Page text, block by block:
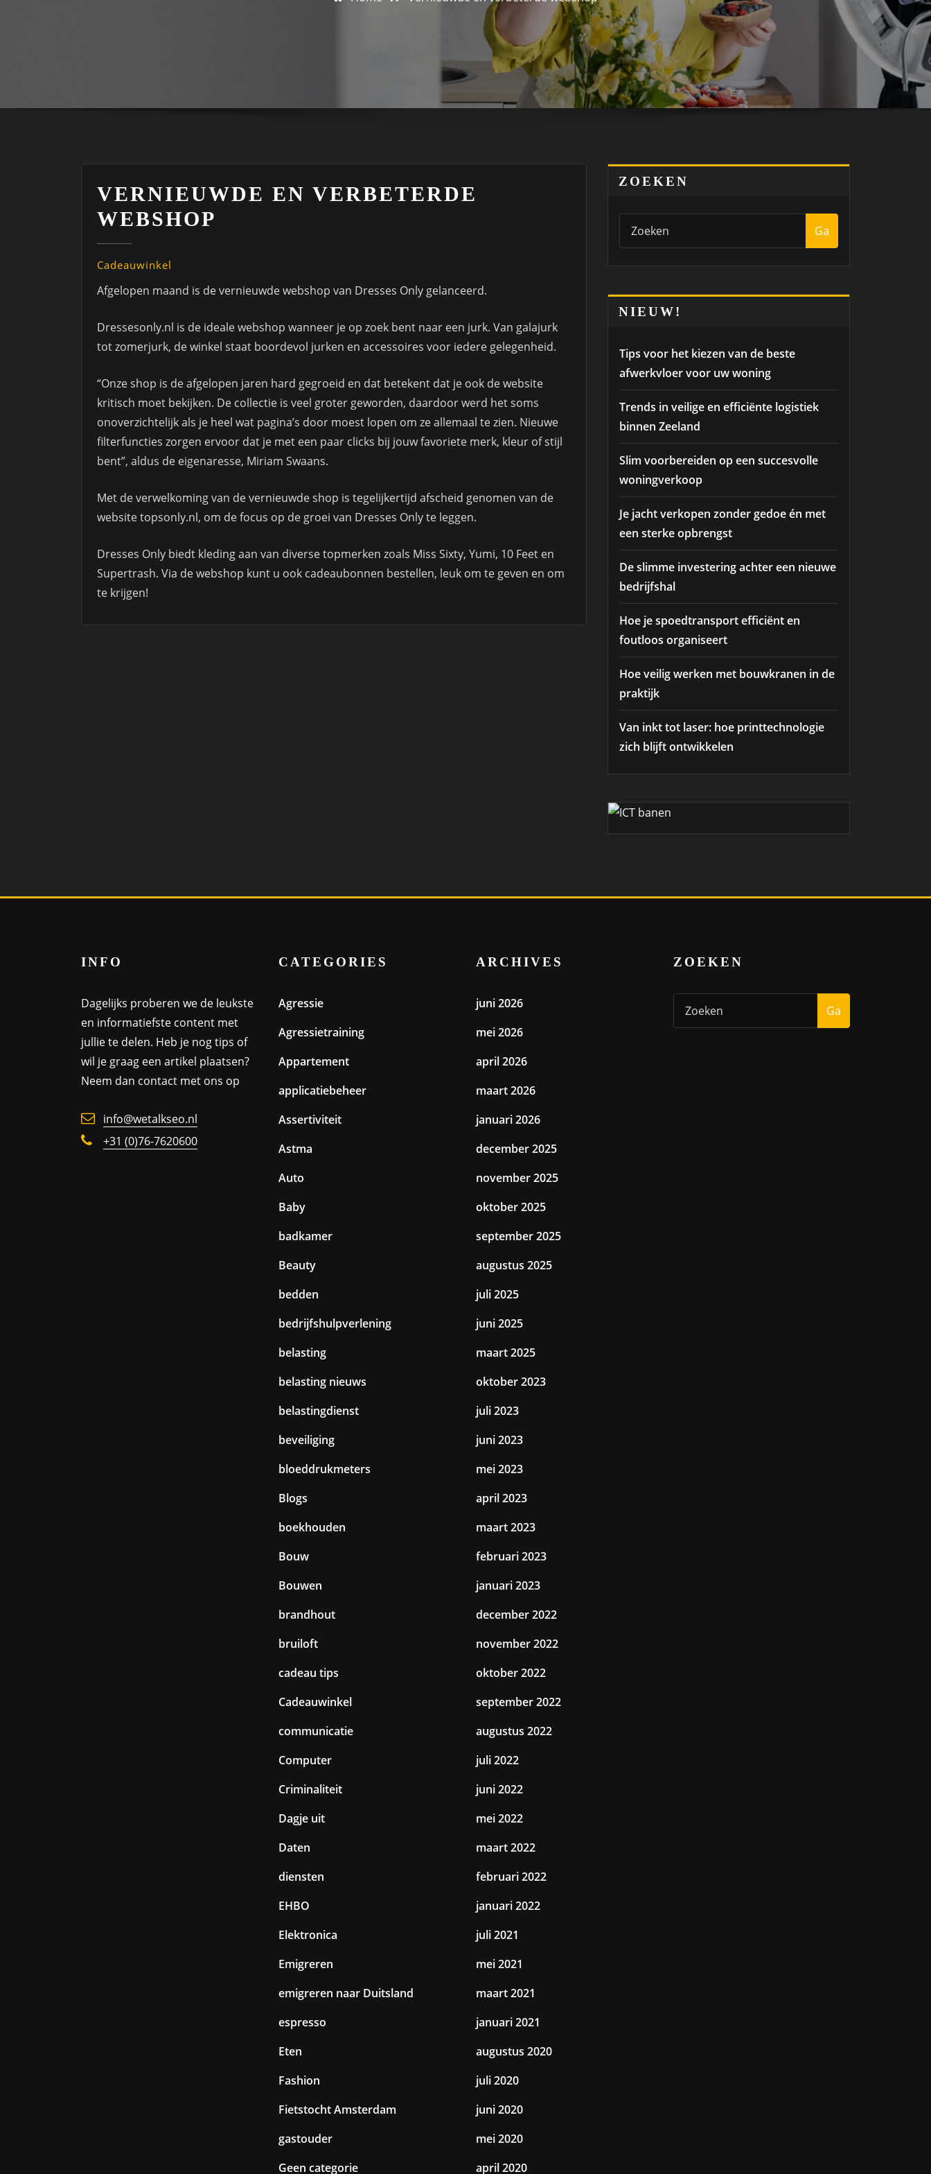
VERNIEUWDE EN VERBETERDE
WEBSHOP
Cadeauwinkel
Afgelopen maand is de vernieuwde webshop van Dresses Only gelanceerd.
Dressesonly.nl is de ideale webshop wanneer je op zoek bent naar een jurk. Van galajurk
tot zomerjurk, de winkel staat boordevol jurken en accessoires voor iedere gelegenheid.
“Onze shop is de afgelopen jaren hard gegroeid en dat betekent dat je ook de website
kritisch moet bekijken. De collectie is veel groter geworden, daardoor werd het soms
onoverzichtelijk als je heel wat pagina’s door moest lopen om ze allemaal te zien. Nieuwe
filterfuncties zorgen ervoor dat je met een paar clicks bij jouw favoriete merk, kleur of stijl
bent”, aldus de eigenaresse, Miriam Swaans.
Met de verwelkoming van de vernieuwde shop is tegelijkertijd afscheid genomen van de
website topsonly.nl, om de focus op de groei van Dresses Only te leggen.
Dresses Only biedt kleding aan van diverse topmerken zoals Miss Sixty, Yumi, 10 Feet en
Supertrash. Via de webshop kunt u ook cadeaubonnen bestellen, leuk om te geven en om
te krijgen!
ZOEKEN
Ga
NIEUW!
Tips voor het kiezen van de beste
afwerkvloer voor uw woning
Trends in veilige en efficiënte logistiek
binnen Zeeland
Slim voorbereiden op een succesvolle
woningverkoop
Je jacht verkopen zonder gedoe én met
een sterke opbrengst
De slimme investering achter een nieuwe
bedrijfshal
Hoe je spoedtransport efficiënt en
foutloos organiseert
Hoe veilig werken met bouwkranen in de
praktijk
Van inkt tot laser: hoe printtechnologie
zich blijft ontwikkelen
INFO
Dagelijks proberen we de leukste
en informatiefste content met
jullie te delen. Heb je nog tips of
wil je graag een artikel plaatsen?
Neem dan contact met ons op
info@wetalkseo.nl
+31 (0)76-7620600
CATEGORIES
Agressie
Agressietraining
Appartement
applicatiebeheer
Assertiviteit
Astma
Auto
Baby
badkamer
Beauty
bedden
bedrijfshulpverlening
belasting
belasting nieuws
belastingdienst
beveiliging
bloeddrukmeters
Blogs
boekhouden
Bouw
Bouwen
brandhout
bruiloft
cadeau tips
Cadeauwinkel
communicatie
Computer
Criminaliteit
Dagje uit
Daten
diensten
EHBO
Elektronica
Emigreren
emigreren naar Duitsland
espresso
Eten
Fashion
Fietstocht Amsterdam
gastouder
Geen categorie
ARCHIVES
juni 2026
mei 2026
april 2026
maart 2026
januari 2026
december 2025
november 2025
oktober 2025
september 2025
augustus 2025
juli 2025
juni 2025
maart 2025
oktober 2023
juli 2023
juni 2023
mei 2023
april 2023
maart 2023
februari 2023
januari 2023
december 2022
november 2022
oktober 2022
september 2022
augustus 2022
juli 2022
juni 2022
mei 2022
maart 2022
februari 2022
januari 2022
juli 2021
mei 2021
maart 2021
januari 2021
augustus 2020
juli 2020
juni 2020
mei 2020
april 2020
ZOEKEN
Ga